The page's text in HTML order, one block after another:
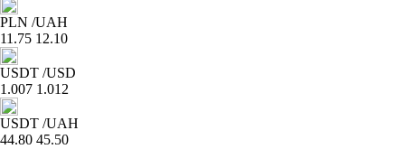
PLN /UAH
11.75 12.10
USDT /USD
1.007 1.012
USDT /UAH
44.80 45.50